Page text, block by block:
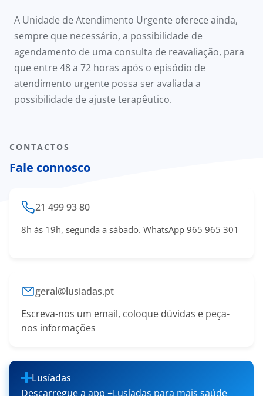
A Unidade de Atendimento Urgente oferece ainda,
sempre que necessário, a possibilidade de
agendamento de uma consulta de reavaliação, para
que entre 48 a 72 horas após o episódio de
atendimento urgente possa ser avaliada a
possibilidade de ajuste terapêutico.​
CONTACTOS
Fale connosco
21 499 93 80
8h às 19h, segunda a sábado. WhatsApp 965 965 301
geral@lusiadas.pt
Escreva-nos um email, coloque dúvidas e peça-
nos informações
Lusíadas
Descarregue a app +Lusíadas para mais saúde